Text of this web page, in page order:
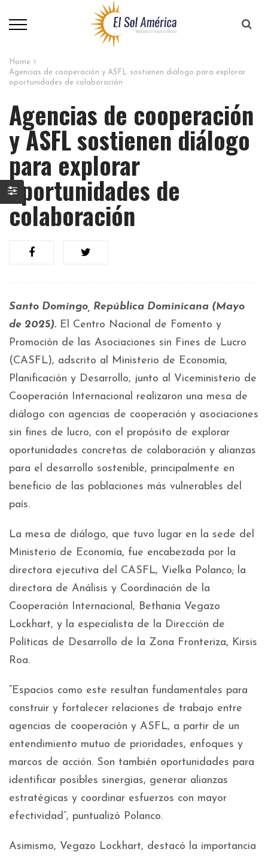
Home
Agencias de cooperación y ASFL sostienen diálogo para explorar
oportunidades de colaboración
Agencias de cooperación
y ASFL sostienen diálogo
para explorar
oportunidades de
colaboración
Santo Domingo, República Dominicana (Mayo
de 2025). El Centro Nacional de Fomento y
Promoción de las Asociaciones sin Fines de Lucro
(CASFL), adscrito al Ministerio de Economía,
Planificación y Desarrollo, junto al Viceministerio de
Cooperación Internacional realizaron una mesa de
diálogo con agencias de cooperación y asociaciones
sin fines de lucro, con el propósito de explorar
oportunidades concretas de colaboración y alianzas
para el desarrollo sostenible, principalmente en
beneficio de las poblaciones más vulnerables del
país.
La mesa de diálogo, que tuvo lugar en la sede del
Ministerio de Economía, fue encabezada por la
directora ejecutiva del CASFL, Vielka Polanco; la
directora de Análisis y Coordinación de la
Cooperación Internacional, Bethania Vegazo
Lockhart, y la especialista de la Dirección de
Políticas de Desarrollo de la Zona Fronteriza, Kirsis
Roa.
“Espacios como este resultan fundamentales para
construir y fortalecer relaciones de trabajo entre
agencias de cooperación y ASFL, a partir de un
entendimiento mutuo de prioridades, enfoques y
marcos de acción. Son también oportunidades para
identificar posibles sinergias, generar alianzas
estratégicas y coordinar esfuerzos con mayor
efectividad”, puntualizó Polanco.
Asimismo, Vegazo Lockhart, destacó la importancia